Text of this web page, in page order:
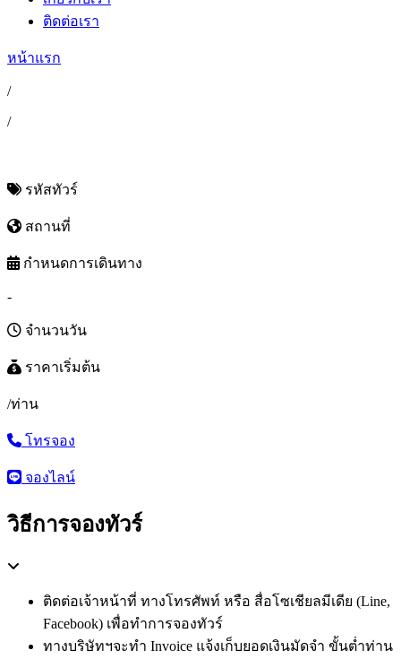
ติดต่อเรา
หน้าแรก
/
/
รหัสทัวร์
สถานที่
กำหนดการเดินทาง
-
จำนวนวัน
ราคาเริ่มต้น
/ท่าน
โทรจอง
จองไลน์
วิธีการจองทัวร์
ติดต่อเจ้าหน้าที่ ทางโทรศัพท์ หรือ สื่อโซเชียลมีเดีย (Line,
Facebook) เพื่อทำการจองทัวร์
ทางบริษัทฯจะทำ Invoice แจ้งเก็บยอดเงินมัดจำ ขั้นต่ำท่าน